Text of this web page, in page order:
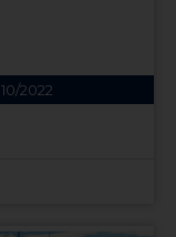
10/2022